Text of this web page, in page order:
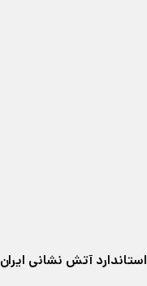
استاندارد آتش نشانی ایران